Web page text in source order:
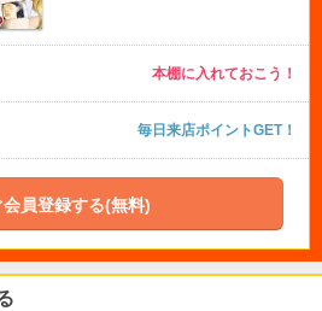
本棚に入れておこう！
毎日来店ポイントGET！
員登録する(無料)